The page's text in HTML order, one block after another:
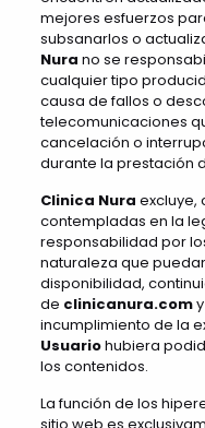
mejores esfuerzos
subsanarlos o
Nura no se
cualquier tipo
causa de fallos o
telecomunicaciones
cancelación o
durante la prestación
Clinica Nura excluye,
contempladas en la
responsabilidad por
naturaleza que
disponibilidad,
de clinicanura.comy
incumplimiento de la
Usuariohubiera
los contenidos.
La función de los